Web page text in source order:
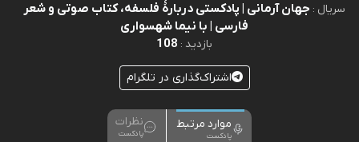
سریال : جهان آرمانی | پادکستی دربارۀ فلسفه، کتاب صوتی و شعر
فارسی | با نیما شهسواری
بازدید : 108
اشتراک‌گذاری در تلگرام
موارد مرتبط
پادکست
نظرات
پادکست